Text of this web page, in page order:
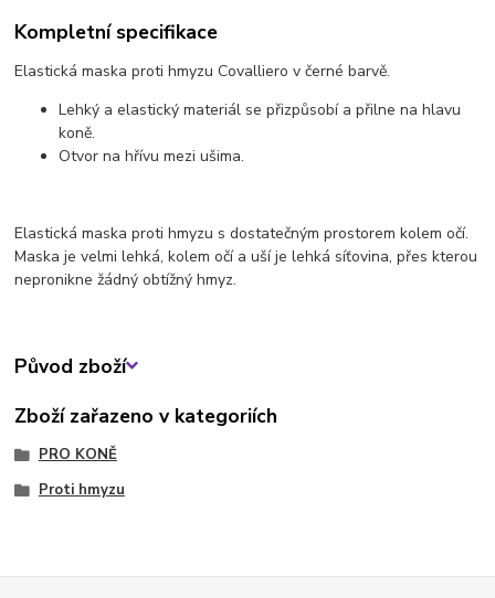
Kompletní specifikace
Elastická maska proti hmyzu Covalliero v černé barvě.
Lehký a elastický materiál se přizpůsobí a přilne na hlavu
koně.
Otvor na hřívu mezi ušima.
Elastická maska proti hmyzu s dostatečným prostorem kolem očí.
Maska je velmi lehká, kolem očí a uší je lehká síťovina, přes kterou
nepronikne žádný obtížný hmyz.
Původ zboží
Zboží zařazeno v kategoriích
PRO KONĚ
Proti hmyzu